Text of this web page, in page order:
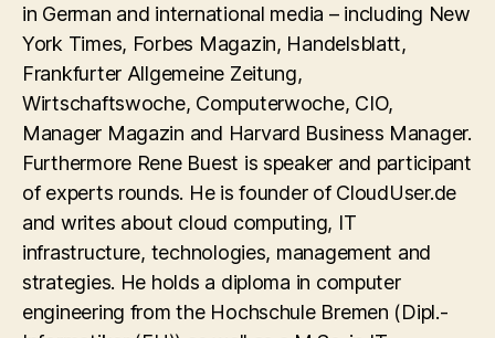
in German and international media – including New
York Times, Forbes Magazin, Handelsblatt,
Frankfurter Allgemeine Zeitung,
Wirtschaftswoche, Computerwoche, CIO,
Manager Magazin and Harvard Business Manager.
Furthermore Rene Buest is speaker and participant
of experts rounds. He is founder of CloudUser.de
and writes about cloud computing, IT
infrastructure, technologies, management and
strategies. He holds a diploma in computer
engineering from the Hochschule Bremen (Dipl.-